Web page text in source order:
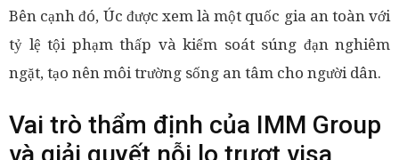
Bên cạnh đó, Úc được xem là một quốc gia an toàn với
tỷ lệ tội phạm thấp và kiểm soát súng đạn nghiêm
ngặt, tạo nên môi trường sống an tâm cho người dân.
Vai trò thẩm định của IMM Group
và giải quyết nỗi lo trượt visa